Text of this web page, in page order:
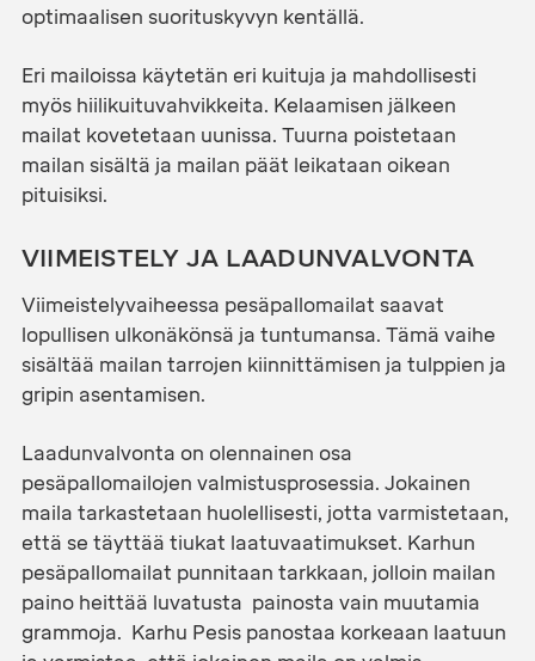
optimaalisen suorituskyvyn kentällä.
Eri mailoissa käytetän eri kuituja ja mahdollisesti
myös hiilikuituvahvikkeita. Kelaamisen jälkeen
mailat kovetetaan uunissa. Tuurna poistetaan
mailan sisältä ja mailan päät leikataan oikean
pituisiksi.
VIIMEISTELY JA LAADUNVALVONTA
Viimeistelyvaiheessa pesäpallomailat saavat
lopullisen ulkonäkönsä ja tuntumansa. Tämä vaihe
sisältää mailan tarrojen kiinnittämisen ja tulppien ja
gripin asentamisen.
Laadunvalvonta on olennainen osa
pesäpallomailojen valmistusprosessia. Jokainen
maila tarkastetaan huolellisesti, jotta varmistetaan,
että se täyttää tiukat laatuvaatimukset. Karhun
pesäpallomailat punnitaan tarkkaan, jolloin mailan
paino heittää luvatusta painosta vain muutamia
grammoja. Karhu Pesis panostaa korkeaan laatuun